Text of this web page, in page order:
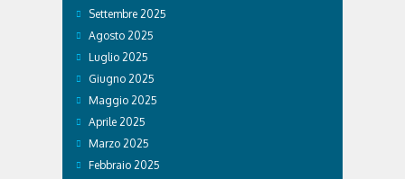
Settembre 2025
Agosto 2025
Luglio 2025
Giugno 2025
Maggio 2025
Aprile 2025
Marzo 2025
Febbraio 2025